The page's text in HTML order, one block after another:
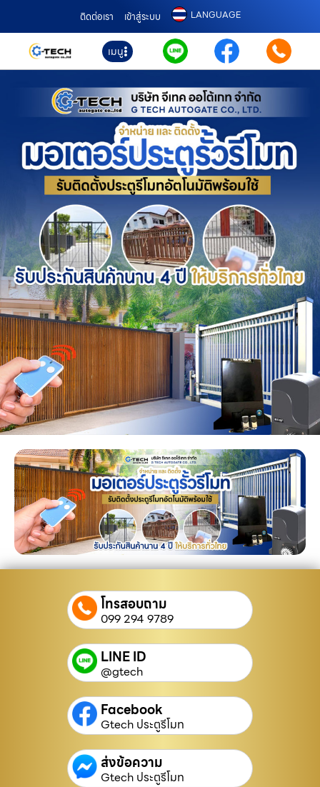
ติดต่อเรา เข้าสู่ระบบ LANGUAGE
เมนู
โทรสอบถาม
099 294 9789
LINE ID
@gtech
Facebook
Gtech ประตูรีโมท
ส่งข้อความ
Gtech ประตูรีโมท